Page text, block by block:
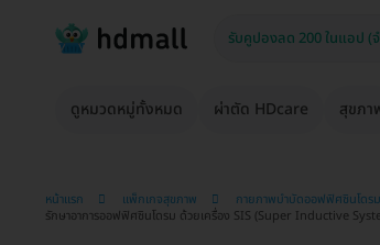
ดูหมวดหมู่ทั้งหมด ผ่าตัด HDcare สุขภา
หน้าแรก แพ็กเกจสุขภาพ
กายภาพบำบัดออฟฟิศซินโด
รักษาอาการออฟฟิศซินโดรม ด้วยเครื่อง SIS (Super Inductive